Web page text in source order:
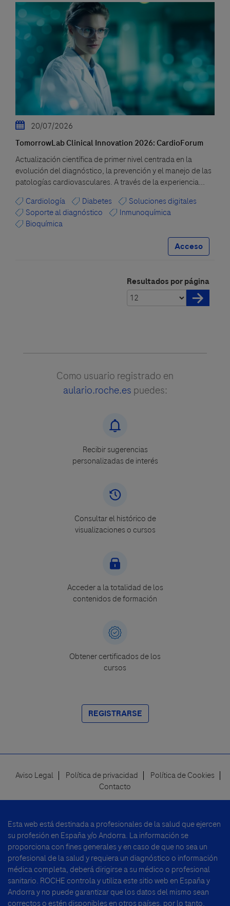
20/07/2026
TomorrowLab Clinical Innovation 2026: CardioForum
Actualización científica de primer nivel centrada en la
evolución del diagnóstico, la prevención y el manejo de las
patologías cardiovasculares. A través de la experiencia...
Cardiología
Diabetes
Soluciones digitales
Soporte al diagnóstico
Inmunoquímica
Bioquímica
Acceso
Resultados por página
Como usuario registrado en
aulario.roche.es puedes:
Recibir sugerencias
personalizadas de interés
Consultar el histórico de
visualizaciones o cursos
Acceder a la totalidad de los
contenidos de formación
Obtener certificados de los
cursos
REGISTRARSE
Aviso Legal Política de privacidad
Política de Cookies
Contacto
Esta web está destinada a profesionales de la salud que ejercen
su profesión en España y/o Andorra. La información se
proporciona con fines generales y en caso de que no sea un
profesional de la salud y requiera un diagnóstico o información
médica completa, deberá dirigirse a su médico o profesional
sanitario. ROCHE controla y utiliza este sitio web en España y
Andorra y no puede garantizar que los datos del mismo sean
correctos o estén disponibles en otros países, por lo tanto,